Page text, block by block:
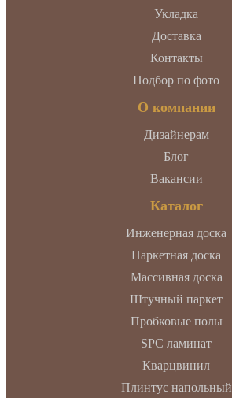
Укладка
Доставка
Контакты
Подбор по фото
О компании
Дизайнерам
Блог
Вакансии
Каталог
Инженерная доска
Паркетная доска
Массивная доска
Штучный паркет
Пробковые полы
SPC ламинат
Кварцвинил
Плинтус напольный